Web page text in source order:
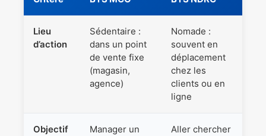
Lieu
d’action
Sédentaire :
dans un point
de vente fixe
(magasin,
agence)
Nomade :
souvent en
déplacement
chez les
clients ou en
ligne
Objectif
Manager un
Aller chercher